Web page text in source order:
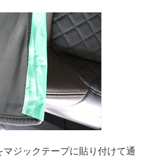
ジックテープに貼り付けて通